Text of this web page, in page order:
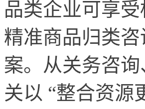
品类企业可享
精准商品归类
案。从关务咨
关以 “整合资源